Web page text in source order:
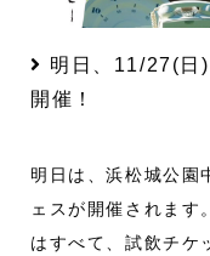
明日、11/27(日
開催！
明日は、浜松城公園
ェスが開催されます
はすべて、試飲チケ